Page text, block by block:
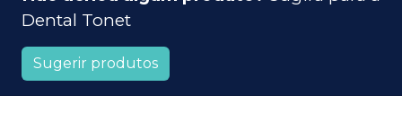
Dental Tonet
Sugerir produtos